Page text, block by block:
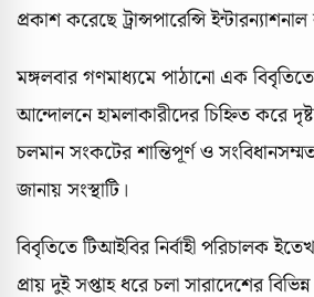
প্রকাশ করেছে ট্রান্সপারেন্সি
মঙ্গলবার গণমাধ্যমে পাঠানো এক বিবৃতিতে
আন্দোলনে হামলাকারীদের চিহ্নিত করে
চলমান সংকটের শান্তিপূর্ণ ও
জানায় সংস্থাটি।
বিবৃতিতে টিআইবির নির্বাহী পরিচালক
প্রায় দুই সপ্তাহ ধরে চলা সারাদেশের